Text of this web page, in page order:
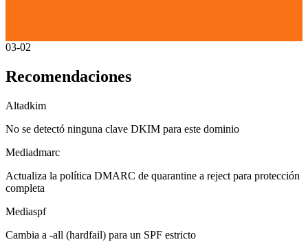
03-02
Recomendaciones
Altadkim
No se detectó ninguna clave DKIM para este dominio
Mediadmarc
Actualiza la política DMARC de quarantine a reject para protección
completa
Mediaspf
Cambia a -all (hardfail) para un SPF estricto